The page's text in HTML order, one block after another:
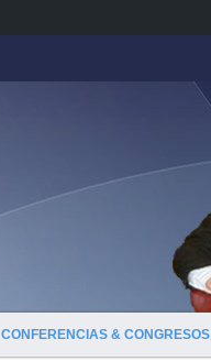
CONFERENCIAS & CONGRESOS